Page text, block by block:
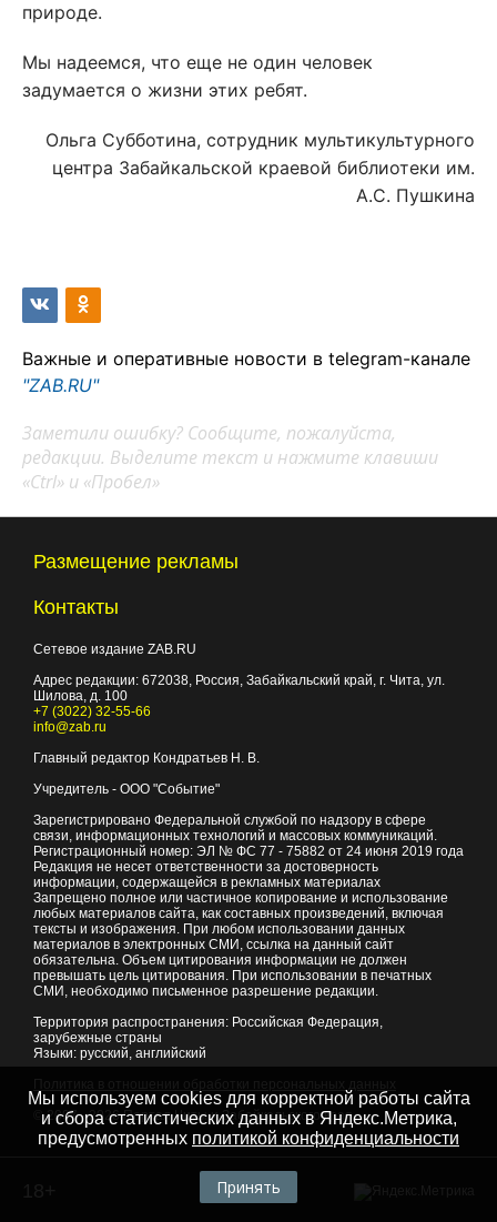
природе.
Мы надеемся, что еще не один человек
задумается о жизни этих ребят.
Ольга Субботина, сотрудник мультикультурного
центра Забайкальской краевой библиотеки им.
А.С. Пушкина
Важные и оперативные новости в telegram-канале
"ZAB.RU"
Заметили ошибку? Сообщите, пожалуйста,
редакции. Выделите текст и нажмите клавиши
«Ctrl» и «Пробел»
Размещение рекламы
Контакты
Сетевое издание ZAB.RU
Адрес редакции: 672038, Россия, Забайкальский край, г. Чита, ул.
Шилова, д. 100
+7 (3022) 32-55-66
info@zab.ru
Главный редактор Кондратьев Н. В.
Учредитель - ООО "Событие"
Зарегистрировано Федеральной службой по надзору в сфере
связи, информационных технологий и массовых коммуникаций.
Регистрационный номер: ЭЛ № ФС 77 - 75882 от 24 июня 2019 года
Редакция не несет ответственности за достоверность
информации, содержащейся в рекламных материалах
Запрещено полное или частичное копирование и использование
любых материалов сайта, как составных произведений, включая
тексты и изображения. При любом использовании данных
материалов в электронных СМИ, ссылка на данный сайт
обязательна. Объем цитирования информации не должен
превышать цель цитирования. При использовании в печатных
СМИ, необходимо письменное разрешение редакции.
Территория распространения: Российская Федерация,
зарубежные страны
Языки: русский, английский
© 2007 - 2026Портал Читы и Забайкальского края
Мы используем cookies для корректной работы сайта
и сбора статистических данных в Яндекс.Метрика,
предусмотренных политикой конфиденциальности
Принять